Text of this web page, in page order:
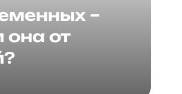
–
она от